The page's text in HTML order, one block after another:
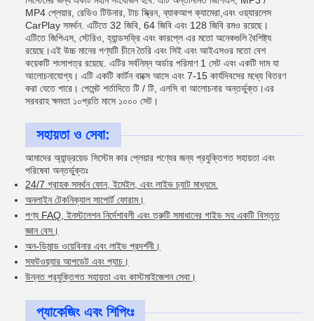
MP4 প্লেয়ার, রেডিও টিউনার, টাচ স্ক্রিন, ব্যাকআপ ক্যামেরা,এবং ওয়্যারলেস
CarPlay সমর্থন. এটিতে 32 জিবি, 64 জিবি এবং 128 জিবি রমও রয়েছে।
এটিতে জিপিএস, স্টেরিও, হ্যান্ডসফ্রি এবং কারপ্লে এর মতো অনেকগুলি বৈশিষ্ট্য
রয়েছে।এই উচ্চ মানের পণ্যটি চীনে তৈরি এবং সিই এবং আইএসওর মতো বেশ
কয়েকটি শংসাপত্র রয়েছে. এটির সর্বনিম্ন অর্ডার পরিমাণ 1 সেট এবং একটি দাম যা
আলোচনাযোগ্য। এটি একটি কার্টন বাক্সে আসে এবং 7-15 কার্যদিবসের মধ্যে বিতরণ
করা যেতে পারে। পেমেন্ট শর্তাদিতে টি / টি, এলসি বা আলোচনার অন্তর্ভুক্ত।এর
সরবরাহ ক্ষমতা ১০প্রতি মাসে ১০০০ সেট।
সহায়তা ও সেবা:
আমাদের অ্যান্ড্রয়েড সিস্টেম কার প্লেয়ার পণ্যের জন্য প্রযুক্তিগত সহায়তা এবং
পরিষেবা অন্তর্ভুক্তঃ
24/7 গ্রাহক সমর্থন ফোন, ইমেইল, এবং লাইভ চ্যাট মাধ্যমে.
অনলাইন টেকনিক্যাল সাপোর্ট ফোরাম।
পণ্য FAQ, ইনস্টলেশন নির্দেশাবলী এবং ত্রুটি সমাধানের গাইড সহ একটি বিস্তৃত
জ্ঞান বেস।
অন-ডিমান্ড ওয়েবিনার এবং লাইভ প্রদর্শনী।
সফটওয়্যার আপডেট এবং প্যাচ।
উন্নত প্রযুক্তিগত সহায়তা এবং কাস্টমাইজেশন সেবা।
প্যাকেজিং এবং শিপিংঃ